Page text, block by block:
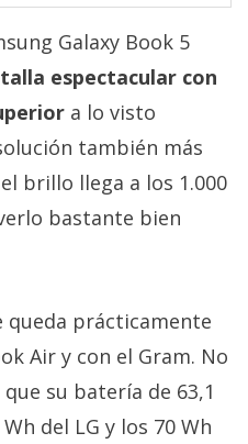
Galaxy Book 5
espectacular con
a lo visto
también más
brillo llega a los 1.000
bastante bien
queda prácticamente
Air y con el Gram. No
su batería de 63,1
del LG y los 70 Wh